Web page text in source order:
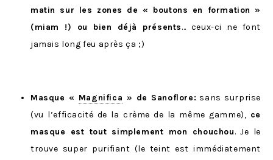
matin sur les zones de « boutons en formation »
(miam !) ou bien déjà présents… ceux-ci ne font
jamais long feu après ça ;)
Masque « Magnifica » de Sanoflore: sans surprise
(vu l’efficacité de la crème de la même gamme), ce
masque est tout simplement mon chouchou. Je le
trouve super purifiant (le teint est immédiatement